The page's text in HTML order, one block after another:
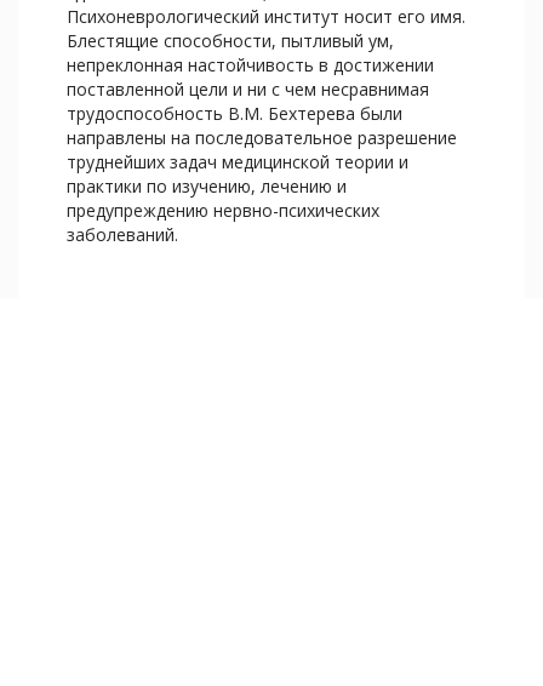
Психоневрологический институт носит его имя.
Блестящие способности, пытливый ум,
непреклонная настойчивость в достижении
поставленной цели и ни с чем несравнимая
трудоспособность В.М. Бехтерева были
направлены на последовательное разрешение
труднейших задач медицинской теории и
практики по изучению, лечению и
предупреждению нервно-психических
заболеваний.